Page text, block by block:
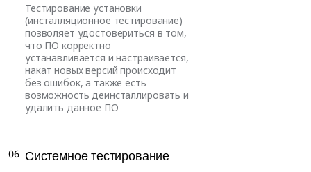
Тестирование установки
(инсталляционное тестирование)
позволяет удостовериться в том,
что ПО корректно
устанавливается и настраивается,
накат новых версий происходит
без ошибок, а также есть
возможность деинсталлировать и
удалить данное ПО
Системное тестирование
06